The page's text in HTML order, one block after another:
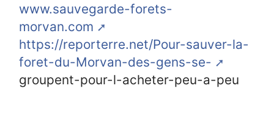
www.sauvegarde-forets-
morvan.com
https://reporterre.net/Pour-sauver-la-
foret-du-Morvan-des-gens-se-
groupent-pour-l-acheter-peu-a-peu